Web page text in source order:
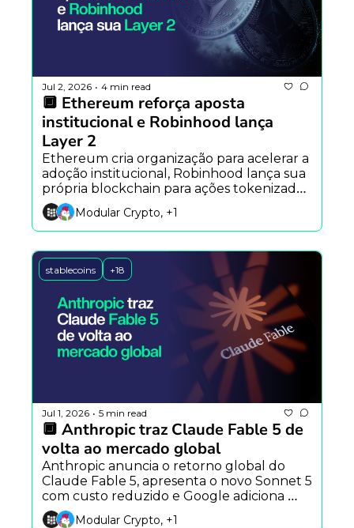
Jul 2, 2026 • 4 min read
🔲 Ethereum reforça aposta
institucional e Robinhood lança
Layer 2
Ethereum cria organização para acelerar a
adoção institucional, Robinhood lança sua
própria blockchain para ações tokenizadas,
enquanto rumores apontam novo
dispositivo da SpaceX.
Modular Crypto, +1
stablecoins +18
Jul 1, 2026 • 5 min read
🔲 Anthropic traz Claude Fable 5 de
volta ao mercado global
Anthropic anuncia o retorno global do
Claude Fable 5, apresenta o novo Sonnet 5
com custo reduzido e Google adiciona
resumos em vídeo ao NotebookLM.
Modular Crypto, +1